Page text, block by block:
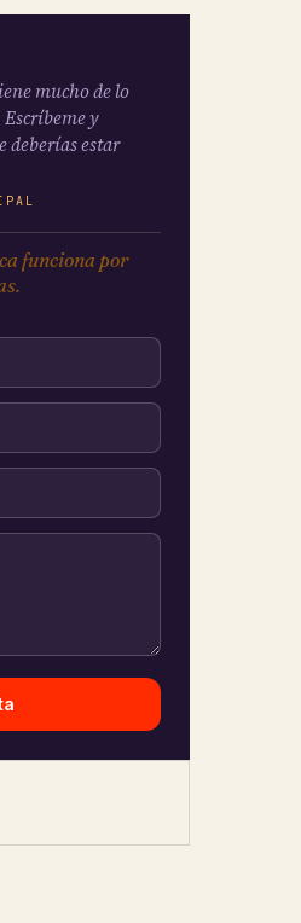
mucho de lo
y
deberías estar
funciona por